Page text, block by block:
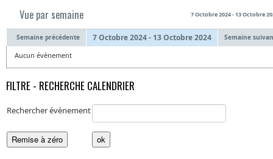
Vue par semaine 7 Octobre 2024 - 13 Octobre
Semaine précédente 7 Octobre 2024 - 13 Octobre 2024 Semaine
Aucun évènement
FILTRE - RECHERCHE CALENDRIER
Rechercher évènement